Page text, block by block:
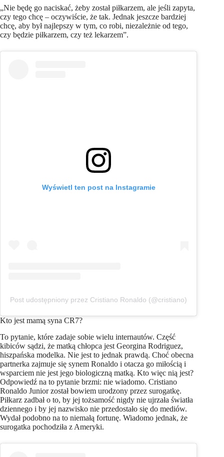
„Nie będę go naciskać, żeby został piłkarzem, ale jeśli zapyta,
czy tego chcę – oczywiście, że tak. Jednak jeszcze bardziej
chcę, aby był najlepszy w tym, co robi, niezależnie od tego,
czy będzie piłkarzem, czy też lekarzem”.
Wyświetl ten post na Instagramie
Post udostępniony przez Cristiano Ronaldo (@cristiano)
Kto jest mamą syna CR7?
To pytanie, które zadaje sobie wielu internautów. Część
kibiców sądzi, że matką chłopca jest Georgina Rodriguez,
hiszpańska modelka. Nie jest to jednak prawdą. Choć obecna
partnerka zajmuje się synem Ronaldo i otacza go miłością i
wsparciem nie jest jego biologiczną matką. Kto więc nią jest?
Odpowiedź na to pytanie brzmi: nie wiadomo. Cristiano
Ronaldo Junior został bowiem urodzony przez surogatkę.
Piłkarz zadbał o to, by jej tożsamość nigdy nie ujrzała światła
dziennego i by jej nazwisko nie przedostało się do mediów.
Wydał podobno na to niemałą fortunę. Wiadomo jednak, że
surogatka pochodziła z Ameryki.